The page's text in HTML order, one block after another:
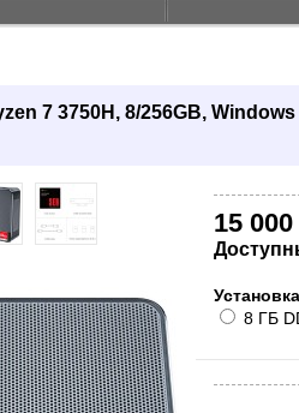
7 3750H, 8/256GB,
15
8 ГБ